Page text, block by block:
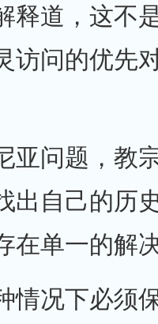
释道，这不
访问的优先
亚问题，教
出自己的历
在单一的解
情况下必须